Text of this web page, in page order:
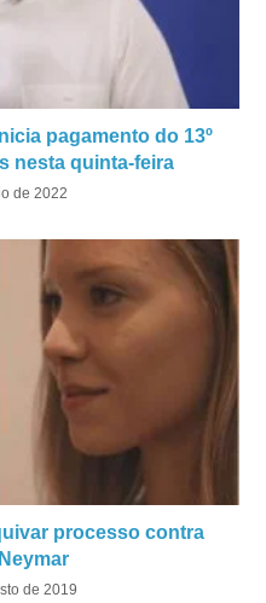
pagamento do 13º
nesta quinta-feira
de 2022
processo contra
de 2019